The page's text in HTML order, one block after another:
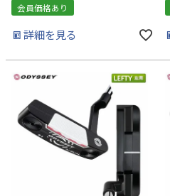
会員価格あり
詳細を見る